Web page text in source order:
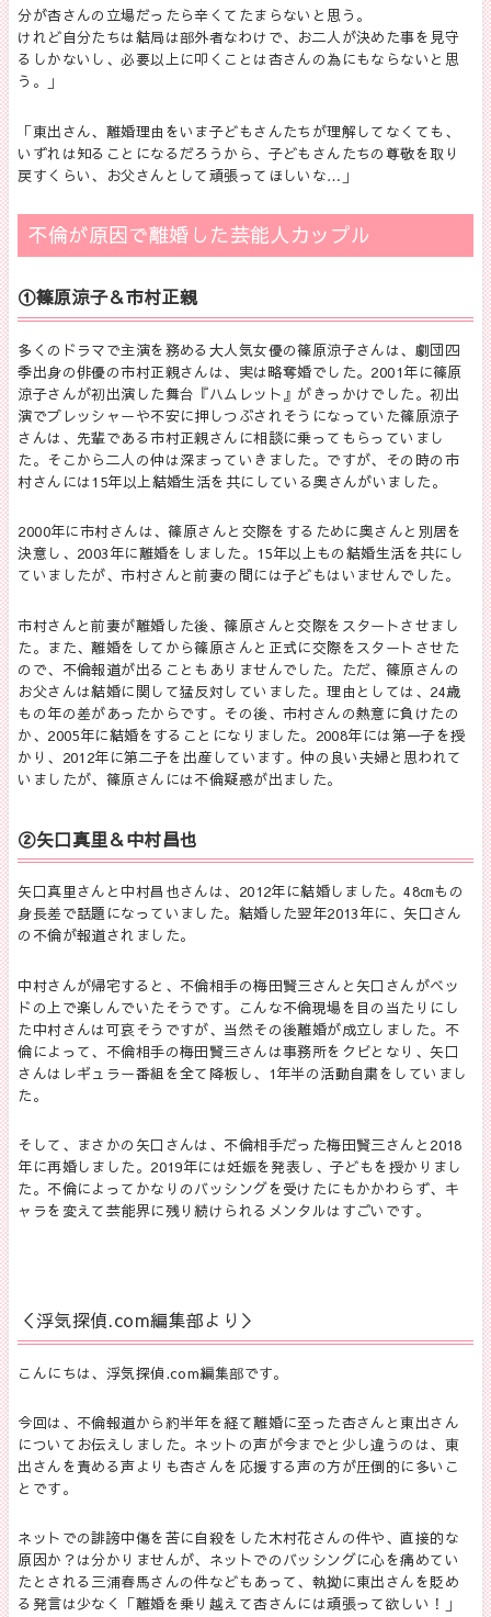
分が杏さんの立場だったら辛くてたまらないと思う。
けれど自分たちは結局は部外者なわけで、お二人が決めた事を見守
るしかないし、必要以上に叩くことは杏さんの為にもならないと思
う。
」
「東出さん、離婚理由をいま子どもさんたちが理解してなくても、
いずれは知ることになるだろうから、子どもさんたちの尊敬を取り
戻すくらい、お父さんとして頑張ってほしいな… 」
不倫が原因で離婚した芸能人カップル
①篠原涼子＆市村正親
多くのドラマで主演を務める大人気女優の篠原涼子さんは、劇団四
季出身の俳優の市村正親さんは、実は略奪婚でした。2001年に篠原
涼子さんが初出演した舞台『ハムレット』がきっかけでした。初出
演でプレッシャーや不安に押しつぶされそうになっていた篠原涼子
さんは、先輩である市村正親さんに相談に乗ってもらっていまし
た。そこから二人の仲は深まっていきました。ですが、その時の市
村さんには15年以上結婚生活を共にしている奥さんがいました。
2000年に市村さんは、篠原さんと交際をするために奥さんと別居を
決意し、2003年に離婚をしました。15年以上もの結婚生活を共にし
ていましたが、市村さんと前妻の間には子どもはいませんでした。
市村さんと前妻が離婚した後、篠原さんと交際をスタートさせまし
た。また、離婚をしてから篠原さんと正式に交際をスタートさせた
ので、不倫報道が出ることもありませんでした。ただ、篠原さんの
お父さんは結婚に関して猛反対していました。理由としては、24歳
もの年の差があったからです。その後、市村さんの熱意に負けたの
か、2005年に結婚をすることになりました。2008年には第一子を授
かり、2012年に第二子を出産しています。仲の良い夫婦と思われて
いましたが、篠原さんには不倫疑惑が出ました。
②矢口真里＆中村昌也
矢口真里さんと中村昌也さんは、2012年に結婚しました。48㎝もの
身長差で話題になっていました。結婚した翌年2013年に、矢口さん
の不倫が報道されました。
中村さんが帰宅すると、不倫相手の梅田賢三さんと矢口さんがベッ
ドの上で楽しんでいたそうです。こんな不倫現場を目の当たりにし
た中村さんは可哀そうですが、当然その後離婚が成立しました。不
倫によって、不倫相手の梅田賢三さんは事務所をクビとなり、矢口
さんはレギュラー番組を全て降板し、1年半の活動自粛をしていまし
た。
そして、まさかの矢口さんは、不倫相手だった梅田賢三さんと2018
年に再婚しました。2019年には妊娠を発表し、子どもを授かりまし
た。不倫によってかなりのバッシングを受けたにもかかわらず、キ
ャラを変えて芸能界に残り続けられるメンタルはすごいです。
＜浮気探偵.com編集部より＞
こんにちは、浮気探偵.com編集部です。
今回は、不倫報道から約半年を経て離婚に至った杏さんと東出さん
についてお伝えしました。ネットの声が今までと少し違うのは、東
出さんを責める声よりも杏さんを応援する声の方が圧倒的に多いこ
とです。
ネットでの誹謗中傷を苦に自殺をした木村花さんの件や、直接的な
原因か？は分かりませんが、ネットでのバッシングに心を痛めてい
たとされる三浦春馬さんの件などもあって、執拗に東出さんを貶め
る発言は少なく「離婚を乗り越えて杏さんには頑張って欲しい！」